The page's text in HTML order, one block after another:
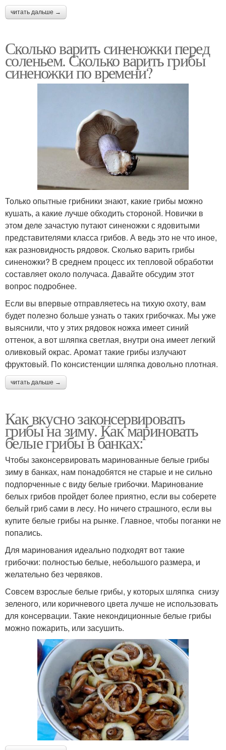
читать дальше →
Сколько варить синеножки перед
соленьем. Сколько варить грибы
синеножки по времени?
Только опытные грибники знают, какие грибы можно
кушать, а какие лучше обходить стороной. Новички в
этом деле зачастую путают синеножки с ядовитыми
представителями класса грибов. А ведь это не что иное,
как разновидность рядовок. Сколько варить грибы
синеножки? В среднем процесс их тепловой обработки
составляет около получаса. Давайте обсудим этот
вопрос подробнее.
Если вы впервые отправляетесь на тихую охоту, вам
будет полезно больше узнать о таких грибочках. Мы уже
выяснили, что у этих рядовок ножка имеет синий
оттенок, а вот шляпка светлая, внутри она имеет легкий
оливковый окрас. Аромат такие грибы излучают
фруктовый. По консистенции шляпка довольно плотная.
читать дальше →
Как вкусно законсервировать
грибы на зиму. Как мариновать
белые грибы в банках:
Чтобы законсервировать маринованные белые грибы
зиму в банках, нам понадобятся не старые и не сильно
подпорченные с виду белые грибочки. Маринование
белых грибов пройдет более приятно, если вы соберете
белый гриб сами в лесу. Но ничего страшного, если вы
купите белые грибы на рынке. Главное, чтобы поганки не
попались.
Для маринования идеально подходят вот такие
грибочки: полностью белые, небольшого размера, и
желательно без червяков.
Совсем взрослые белые грибы, у которых шляпка снизу
зеленого, или коричневого цвета лучше не использовать
для консервации. Такие некондиционные белые грибы
можно пожарить, или засушить.